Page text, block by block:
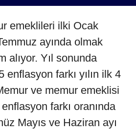
emeklileri ilki Ocak
ayında olmak
alıyor. Yıl sonunda
farkı yılın ilk 4
ve memur emeklisi
farkı oranında
Mayıs ve Haziran ayı